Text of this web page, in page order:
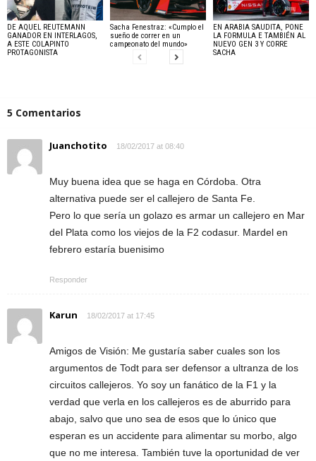
DE AQUEL REUTEMANN
GANADOR EN INTERLAGOS,
A ESTE COLAPINTO
PROTAGONISTA
Sacha Fenestraz: «Cumplo el
sueño de correr en un
campeonato del mundo»
EN ARABIA SAUDITA, PONE
LA FORMULA E TAMBIÉN AL
NUEVO GEN 3 Y CORRE
SACHA
5 Comentarios
Juanchotito 18/02/2017 at 08:40
Muy buena idea que se haga en Córdoba. Otra
alternativa puede ser el callejero de Santa Fe.
Pero lo que sería un golazo es armar un callejero en Mar
del Plata como los viejos de la F2 codasur. Mardel en
febrero estaría buenisimo
Responder
Karun 18/02/2017 at 17:45
Amigos de Visión: Me gustaría saber cuales son los
argumentos de Todt para ser defensor a ultranza de los
circuitos callejeros. Yo soy un fanático de la F1 y la
verdad que verla en los callejeros es de aburrido para
abajo, salvo que uno sea de esos que lo único que
esperan es un accidente para alimentar su morbo, algo
que no me interesa. También tuve la oportunidad de ver